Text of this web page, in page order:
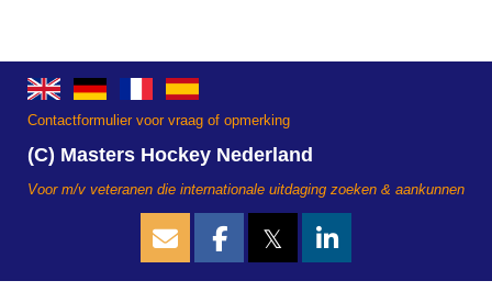
Contactformulier voor vraag of opmerking
(C) Masters Hockey Nederland
Voor m/v veteranen die internationale uitdaging zoeken & aankunnen
𝕏